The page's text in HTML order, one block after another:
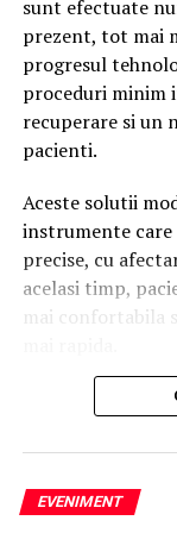
Un utilizator
agenție SEO
Google afișa o
Persoana analiza
companie să
Astăzi, aceeași
sunt efectuate
prezent, tot mai
progresul
proceduri minim
recuperare si un
pacienti.
Aceste solutii
instrumente
precise, cu
acelasi timp,
mai confortabila
Printre
numeroase
functionalitatile
auzit despre
EVENIMENT